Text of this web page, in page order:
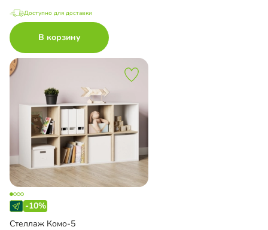
Доступно для доставки
В корзину
-10%
Стеллаж Комо-5